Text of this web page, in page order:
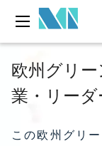
欧州グリ
業・リー
この欧州グリ